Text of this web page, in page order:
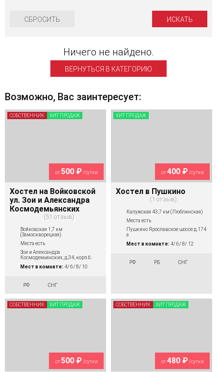
СБРОСИТЬ
Ничего не найдено.
ВЕРНУТЬСЯ В КАТЕГОРИЮ
Возможно, Вас заинтересует:
от500 ₽/сутки
Хостел на Войковской
ул. Зои и Александра
Космодемьянских
51 отзыв
Войковская 1,7 км
(Замоскворецкая)
Места есть
Зои и Александра
Космодемьянских, д.34, корп.6.
Мест в комнате: 4/ 6/ 8/ 10
РФ СНГ
СОБСТВЕННИК ХИТ ПРОДАЖ
от400 ₽/сутки
Хостел в Пушкино
1 отзыв
Калужская 43,7 км (Люблинская)
Места есть
Пушкино Ярославское шоссе д.174
а
Мест в комнате: 4/ 6/ 8/ 12
РФ РБ СНГ
ХИТ ПРОДАЖ
от500 ₽/сутки
СОБСТВЕННИК ХИТ ПРОДАЖ
от480 ₽/сутки
СОБСТВЕННИК ХИТ ПРОДАЖ